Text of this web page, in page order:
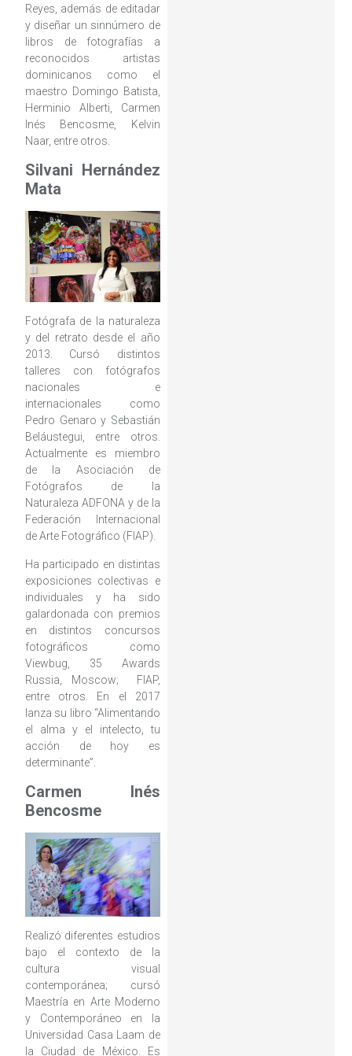
Reyes, además de editadar
y diseñar un sinnúmero de
libros de fotografías a
reconocidos artistas
dominicanos como el
maestro Domingo Batista,
Herminio Alberti, Carmen
Inés Bencosme, Kelvin
Naar, entre otros.
Silvani Hernández
Mata
Fotógrafa de la naturaleza
y del retrato desde el año
2013. Cursó distintos
talleres con fotógrafos
nacionales e
internacionales como
Pedro Genaro y Sebastián
Beláustegui, entre otros.
Actualmente es miembro
de la Asociación de
Fotógrafos de la
Naturaleza ADFONA y de la
Federación Internacional
de Arte Fotográfico (FIAP).
Ha participado en distintas
exposiciones colectivas e
individuales y ha sido
galardonada con premios
en distintos concursos
fotográficos como
Viewbug, 35 Awards
Russia, Moscow; FIAP,
entre otros. En el 2017
lanza su libro “Alimentando
el alma y el intelecto, tu
acción de hoy es
determinante”.
Carmen Inés
Bencosme
Realizó diferentes estudios
bajo el contexto de la
cultura visual
contemporánea; cursó
Maestría en Arte Moderno
y Contemporáneo en la
Universidad Casa Laam de
la Ciudad de México. Es